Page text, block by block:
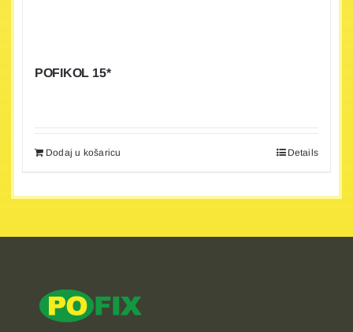
POFIKOL 15*
Dodaj u košaricu Details